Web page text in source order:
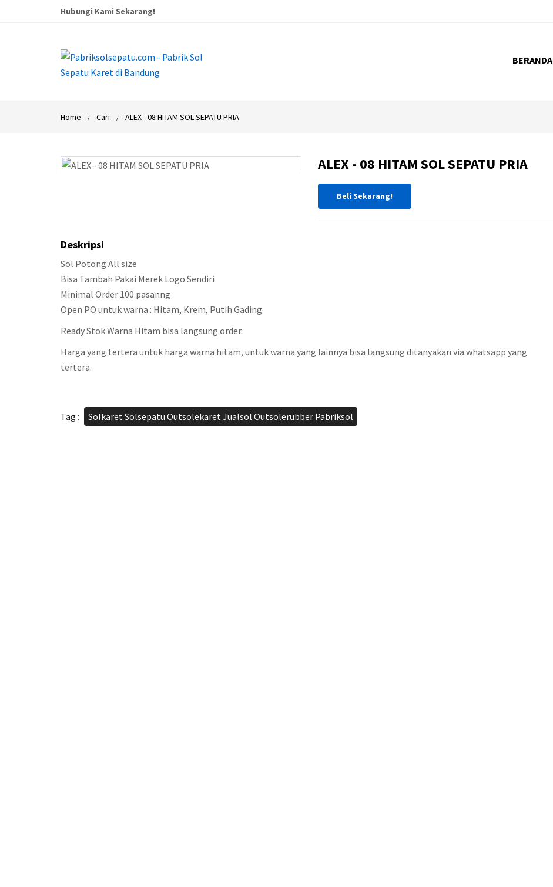
Hubungi Kami Sekarang!
BERANDA
Home Cari ALEX - 08 HITAM SOL SEPATU PRIA
ALEX - 08 HITAM SOL SEPATU PRIA
Beli Sekarang!
Deskripsi
Sol Potong All size
Bisa Tambah Pakai Merek Logo Sendiri
Minimal Order 100 pasanng
Open PO untuk warna : Hitam, Krem, Putih Gading
Ready Stok Warna Hitam bisa langsung order.
Harga yang tertera untuk harga warna hitam, untuk warna yang lainnya bisa langsung ditanyakan via whatsapp yang
tertera.
Tag : Solkaret Solsepatu Outsolekaret Jualsol Outsolerubber Pabriksol